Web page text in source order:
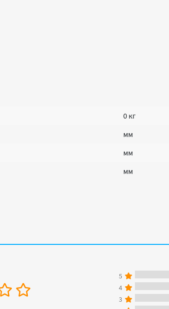
0 кг
мм
мм
мм
5
4
3